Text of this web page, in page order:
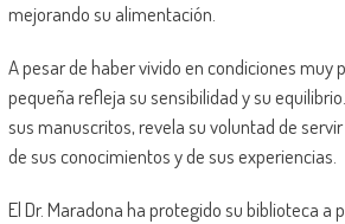
mejorando su alimentación.
A pesar de haber vivido en condiciones muy
pequeña refleja su sensibilidad y su
sus manuscritos, revela su voluntad de
de sus conocimientos y de sus experiencias.
El Dr. Maradona ha protegido su biblioteca a